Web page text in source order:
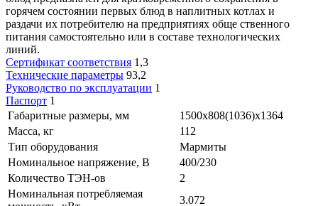
горячем состоянии первых блюд в наплитных котлах и
раздачи их потребителю на предприятиях обще ственного
питания самостоятельно или в составе технологических
линий.
Сертификат соответствия 1,3
Технические параметры 93,2
Руководство по эксплуатации 1
Паспорт 1
Габаритные размеры, мм
1500x808(1036)x1364
Масса, кг
112
Тип оборудования
Мармиты
Номинальное напряжение, В
400/230
Количество ТЭН-ов
2
Номинальная потребляемая
3.072